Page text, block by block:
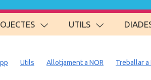
UTILS
Utils Allotjament a NOR Treballar a